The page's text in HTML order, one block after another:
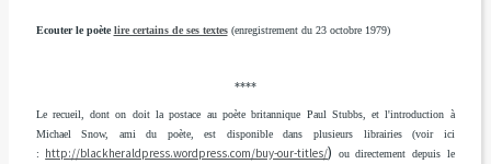
Ecouter le poètelire certains de ses textes(enregistrement du 23 octobre 1979)
****
Le recueil, dont on doit la postace au poète britannique Paul Stubbs, et l'introduction à
Michael Snow, ami du poète, est disponible dans plusieurs librairies (voir ici
: http://blackheraldpress.wordpress.com/buy-our-titles/)
ou directement depuis le